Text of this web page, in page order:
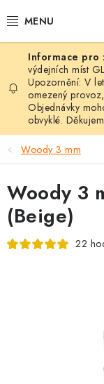
na
HÁČKOVÁNÍ
VYPLÉTÁNÍ
PŘÍZE
DOPLŇKY
TVOŘENÍ
výdejních míst
Upozornění: V
omezený
Objednávky
obvyklé.
Woody 3 mm
Woody 3
(Beige)
22